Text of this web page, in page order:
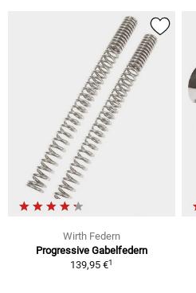
Wirth Federn
Progressive Gabelfedern
139,95 €1